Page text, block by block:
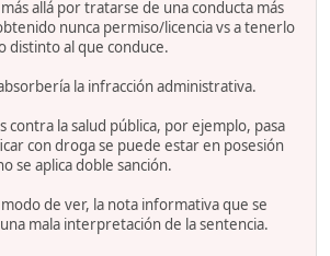
allá por tratarse de una conducta más
nunca permiso/licencia vs a tenerlo
distinto al que conduce.
la infracción administrativa.
contra la salud pública, por ejemplo, pasa
con droga se puede estar en posesión
se aplica doble sanción.
modo de ver, la nota informativa que se
mala interpretación de la sentencia.